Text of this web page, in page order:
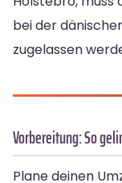
bei der
zugelassen
Vorbereitung: So
Plane deinen